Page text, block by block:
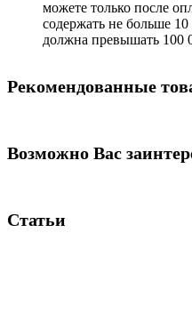
можете только после
содержать не больше
должна превышать 100
Рекомендованные
Возможно Вас
Статьи